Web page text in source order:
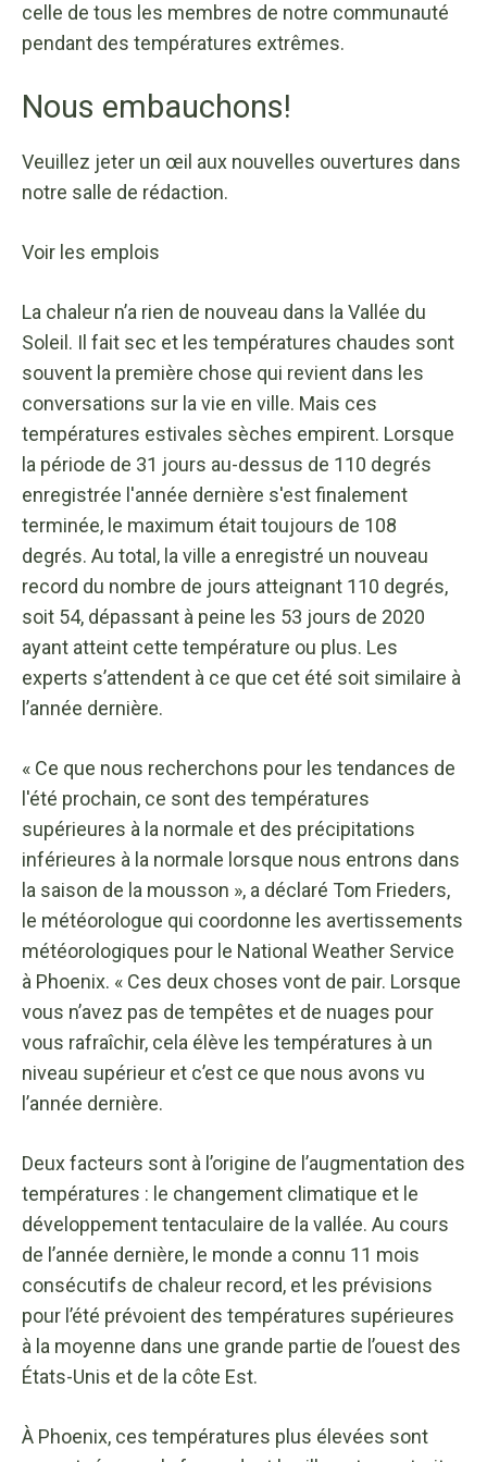
celle de tous les membres de notre communauté
pendant des températures extrêmes.
Nous embauchons!
Veuillez jeter un œil aux nouvelles ouvertures dans
notre salle de rédaction.
Voir les emplois
La chaleur n’a rien de nouveau dans la Vallée du
Soleil. Il fait sec et les températures chaudes sont
souvent la première chose qui revient dans les
conversations sur la vie en ville. Mais ces
températures estivales sèches empirent. Lorsque
la période de 31 jours au-dessus de 110 degrés
enregistrée l'année dernière s'est finalement
terminée, le maximum était toujours de 108
degrés. Au total, la ville a enregistré un nouveau
record du nombre de jours atteignant 110 degrés,
soit 54, dépassant à peine les 53 jours de 2020
ayant atteint cette température ou plus. Les
experts s’attendent à ce que cet été soit similaire à
l’année dernière.
« Ce que nous recherchons pour les tendances de
l'été prochain, ce sont des températures
supérieures à la normale et des précipitations
inférieures à la normale lorsque nous entrons dans
la saison de la mousson », a déclaré Tom Frieders,
le météorologue qui coordonne les avertissements
météorologiques pour le National Weather Service
à Phoenix. « Ces deux choses vont de pair. Lorsque
vous n’avez pas de tempêtes et de nuages ​​pour
vous rafraîchir, cela élève les températures à un
niveau supérieur et c’est ce que nous avons vu
l’année dernière.
Deux facteurs sont à l’origine de l’augmentation des
températures : le changement climatique et le
développement tentaculaire de la vallée. Au cours
de l’année dernière, le monde a connu 11 mois
consécutifs de chaleur record, et les prévisions
pour l’été prévoient des températures supérieures
à la moyenne dans une grande partie de l’ouest des
États-Unis et de la côte Est.
À Phoenix, ces températures plus élevées sont